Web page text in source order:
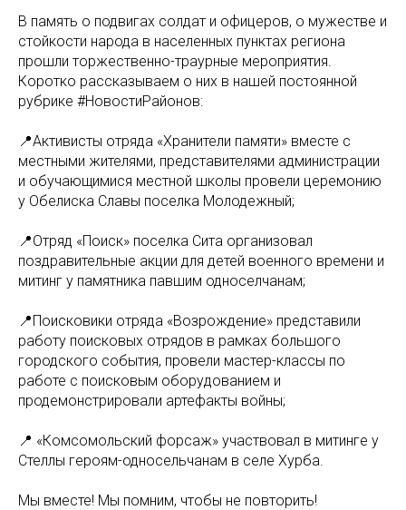
В память о подвигах солдат и офицеров, о мужестве и
стойкости народа в населенных пунктах региона
прошли торжественно-траурные мероприятия.
Коротко рассказываем о них в нашей постоянной
рубрике #НовостиРайонов:
📍Активисты отряда «Хранители памяти» вместе с
местными жителями, представителями администрации
и обучающимися местной школы провели церемонию
у Обелиска Славы поселка Молодежный;
📍Отряд «Поиск» поселка Сита организовал
поздравительные акции для детей военного времени и
митинг у памятника павшим односелчанам;
📍Поисковики отряда «Возрождение» представили
работу поисковых отрядов в рамках большого
городского события, провели мастер-классы по
работе с поисковым оборудованием и
продемонстрировали артефакты войны;
📍 «Комсомольский форсаж» участвовал в митинге у
Стеллы героям-односельчанам в селе Хурба.
Мы вместе! Мы помним, чтобы не повторить!